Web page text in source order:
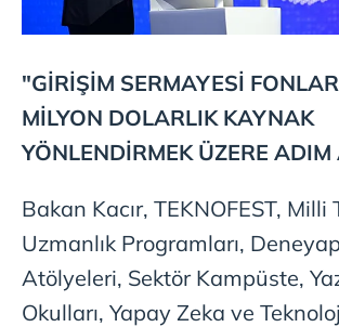
"GİRİŞİM SERMAYESİ
MİLYON DOLARLIK KAYNAK
YÖNLENDİRMEK ÜZERE ADIM
Bakan Kacır, TEKNOFEST, Milli
Uzmanlık Programları,
Atölyeleri, Sektör Kampüste,
Okulları, Yapay Zeka ve